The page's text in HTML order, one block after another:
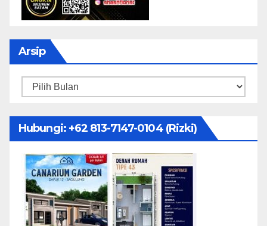
Arsip
Arsip
Hubungi: ‪+62 813-7147-0104‬ (Rizki)